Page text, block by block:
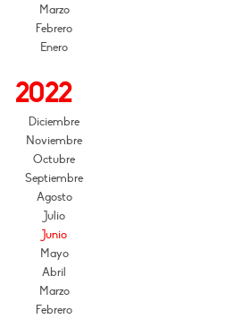
Marzo
Febrero
Enero
2022
Diciembre
Noviembre
Octubre
Septiembre
Agosto
Julio
Junio
Mayo
Abril
Marzo
Febrero